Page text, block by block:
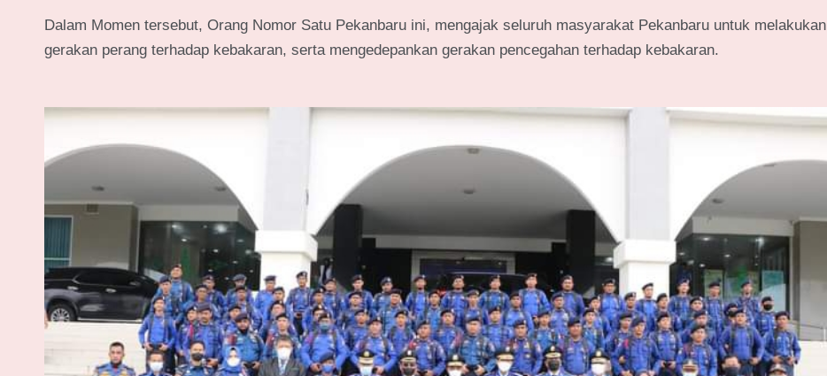
Dalam Momen tersebut, Orang Nomor Satu Pekanbaru ini, mengajak seluruh masyarakat Pekanbaru untuk melakukan
gerakan perang terhadap kebakaran, serta mengedepankan gerakan pencegahan terhadap kebakaran.